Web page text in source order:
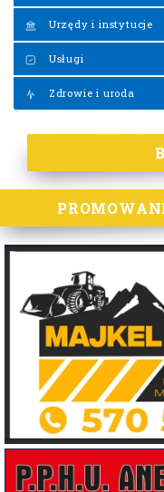
Urzędy i instytucje
Usługi
Zdrowie i uroda